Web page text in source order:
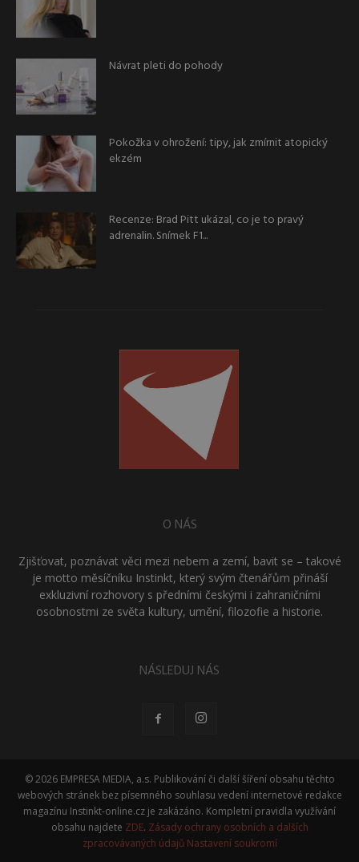
Návrat pleti do pohody
Pokožka v ohrožení: tipy, jak zmírnit atopický
ekzém
Recenze: Brad Pitt ukázal, co je to pravý
adrenalin. Snímek F1...
O NÁS
Zjišťovat, poznávat věci mezi nebem a zemí, bavit se – takové
je motto měsíčníku Instinkt, který svým čtenářům přináší
exkluzivní rozhovory s předními českými i zahraničními
osobnostmi ze světa kultury, umění, filozofie a historie.
NÁSLEDUJ NÁS
© 2026 EMPRESA MEDIA, a.s. Publikování či další šíření obsahu těchto
webových stránek bez písemného souhlasu vedení internetové redakce
magazínu Instinkt-online.cz je zakázáno. Kompletní pravidla využívání
obsahu najdete ZDE. Zásady ochrany osobních a dalších
zpracovávaných údajů Nastavení soukromí